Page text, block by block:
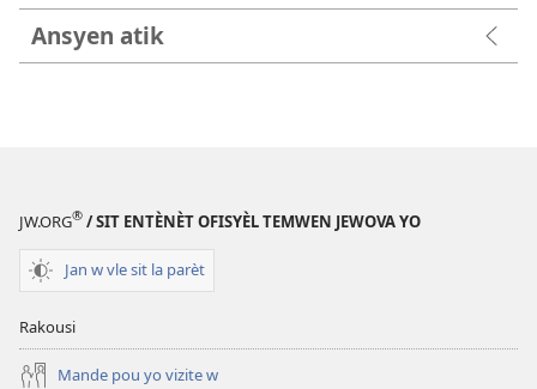
Ansyen atik
JW.ORG® / SIT ENTÈNÈT OFISYÈL TEMWEN JEWOVA YO
Jan w vle sit la parèt
Rakousi
Mande pou yo vizite w